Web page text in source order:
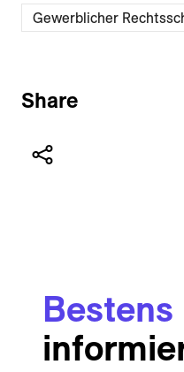
Gewerblicher
Share
Bestens